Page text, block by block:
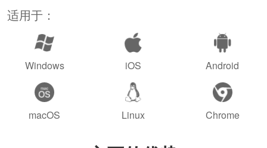
适用于：
Windows iOS Android
macOS Linux Chrome